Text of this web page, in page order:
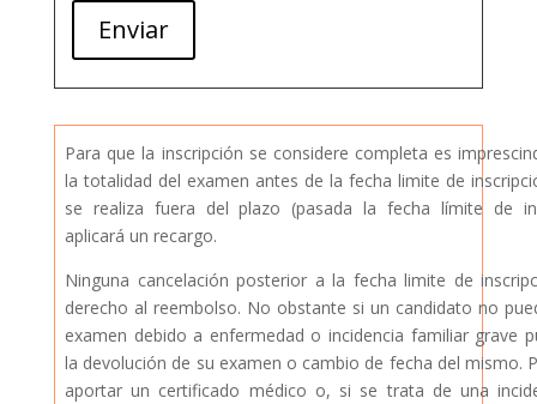
Enviar
Para que la inscripción se considere completa es
la totalidad del examen antes de la fecha limite de
se realiza fuera del plazo (pasada la fecha límite de
aplicará un recargo.
Ninguna cancelación posterior a la fecha limite de
derecho al reembolso. No obstante si un candidato no
examen debido a enfermedad o incidencia familiar grave
la devolución de su examen o cambio de fecha del mismo.
aportar un certificado médico o, si se trata de una